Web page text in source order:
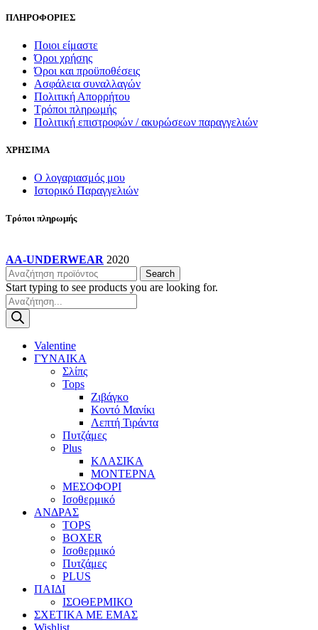
προϊόντος
ΠΛΗΡΟΦΟΡΙΕΣ
Ποιοι είμαστε
Όροι χρήσης
Όροι και προϋποθέσεις
Ασφάλεια συναλλαγών
Πολιτική Απορρήτου
Τρόποι πληρωμής
Πολιτική επιστροφών / ακυρώσεων παραγγελιών
ΧΡΗΣΙΜΑ
Ο λογαριασμός μου
Ιστορικό Παραγγελιών
Τρόποι πληρωμής
AA-UNDERWEAR 2020
Search
Start typing to see products you are looking for.
Products
search
Valentine
ΓΥΝΑΙΚΑ
Σλίπς
Tops
Ζιβάγκο
Κοντό Μανίκι
Λεπτή Τιράντα
Πυτζάμες
Plus
ΚΛΑΣΙΚΑ
ΜΟΝΤΕΡΝΑ
ΜΕΣΟΦΟΡΙ
Ισοθερμικό
ΑΝΔΡΑΣ
TOPS
BOXER
Ισοθερμικό
Πυτζάμες
PLUS
ΠΑΙΔΙ
ΙΣΟΘΕΡΜΙΚΟ
ΣΧΕΤΙΚΑ ΜΕ ΕΜΑΣ
Wishlist